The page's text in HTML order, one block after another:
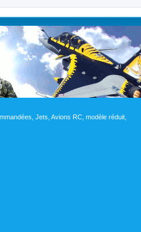
Jets, Avions RC, modèle réduit,